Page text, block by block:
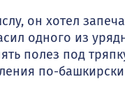
он хотел
одного из
полез под
по-